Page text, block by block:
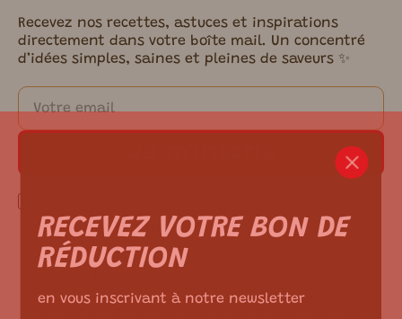
Recevez nos recettes, astuces et inspirations
directement dans votre boîte mail. Un concentré
d’idées simples, saines et pleines de saveurs ✨
communications personnalisées.
Nutrition & Santé SAS utilise des traceurs (pixels de suivi) pour savoir si
vous ouvrez ou cliquez dans les courriels et l’heure à laquelle vous le
l’adaptation du contenu des messages, l'ajustement de la fréquence
RECEVEZ VOTRE BON DE
RÉDUCTION
en vous inscrivant à notre newsletter